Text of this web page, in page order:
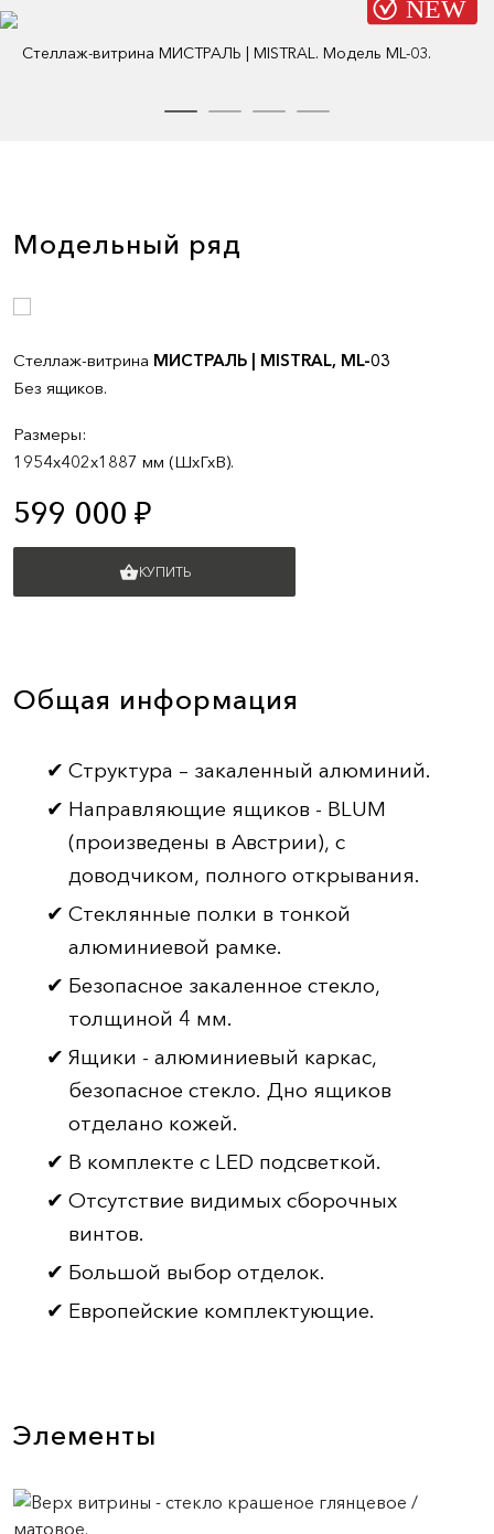
Стеллаж-витрина МИСТРАЛЬ | MISTRAL. Модель ML-03.
Модельный ряд
Стеллаж-витрина МИСТРАЛЬ | MISTRAL, ML-03
Без ящиков.
Размеры:
1954х402х1887 мм (ШхГхВ).
599 000 ₽
shopping_basketКУПИТЬ
Общая информация
Структура – закаленный алюминий.
Направляющие ящиков - BLUM
(произведены в Австрии), с
доводчиком, полного открывания.
Стеклянные полки в тонкой
алюминиевой рамке.
Безопасное закаленное стекло,
толщиной 4 мм.
Ящики - алюминиевый каркас,
безопасное стекло. Дно ящиков
отделано кожей.
В комплекте с LED подсветкой.
Отсутствие видимых сборочных
винтов.
Большой выбор отделок.
Европейские комплектующие.
Элементы